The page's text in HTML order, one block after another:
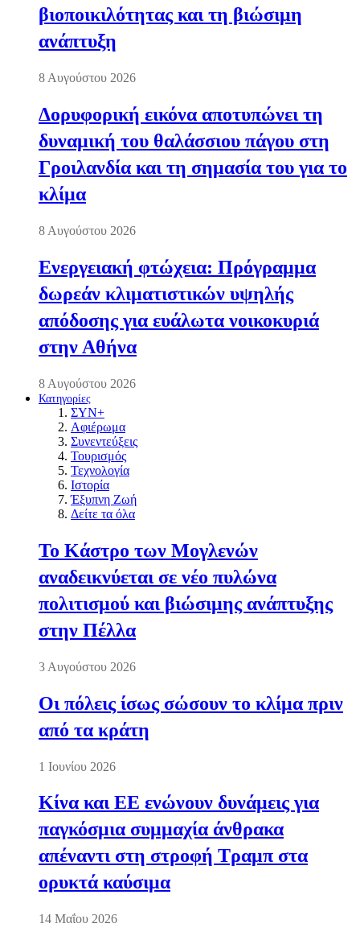
βιοποικιλότητας και τη βιώσιμη
ανάπτυξη
8 Αυγούστου 2026
Δορυφορική εικόνα αποτυπώνει τη
δυναμική του θαλάσσιου πάγου στη
Γροιλανδία και τη σημασία του για το
κλίμα
8 Αυγούστου 2026
Ενεργειακή φτώχεια: Πρόγραμμα
δωρεάν κλιματιστικών υψηλής
απόδοσης για ευάλωτα νοικοκυριά
στην Αθήνα
8 Αυγούστου 2026
Κατηγορίες
ΣΥΝ+
Αφιέρωμα
Συνεντεύξεις
Τουρισμός
Τεχνολογία
Ιστορία
Έξυπνη Ζωή
Δείτε τα όλα
Το Κάστρο των Μογλενών
αναδεικνύεται σε νέο πυλώνα
πολιτισμού και βιώσιμης ανάπτυξης
στην Πέλλα
3 Αυγούστου 2026
Οι πόλεις ίσως σώσουν το κλίμα πριν
από τα κράτη
1 Ιουνίου 2026
Κίνα και ΕΕ ενώνουν δυνάμεις για
παγκόσμια συμμαχία άνθρακα
απέναντι στη στροφή Τραμπ στα
ορυκτά καύσιμα
14 Μαΐου 2026